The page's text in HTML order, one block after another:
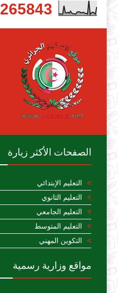
265843
الصفحات الأكثر زيارة
التعليم الإبتدائي
التعليم الثانوي
التعليم الجامعي
التعليم المتوسط
التكوين المهني
مواقع وزارية رسمية